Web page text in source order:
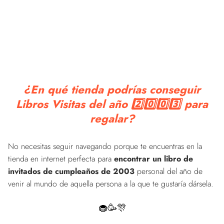
¿En qué tienda podrías conseguir
Libros Visitas del año 2️⃣0️⃣0️⃣3️⃣ para
regalar?
No necesitas seguir navegando porque te encuentras en la
tienda en internet perfecta para encontrar un libro de
invitados de cumpleaños de 2003 personal del año de
venir al mundo de aquella persona a la que te gustaría dársela.
🧁🥳🎊